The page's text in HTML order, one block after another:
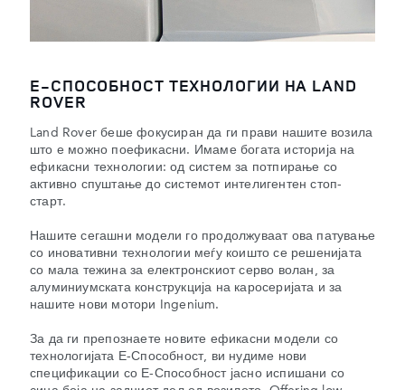
E-СПОСОБНОСТ ТЕХНОЛОГИИ НА LAND
ROVER
Land Rover беше фокусиран да ги прави нашите возила
што е можно поефикасни. Имаме богата историја на
ефикасни технологии: од систем за потпирање со
активно спуштање до системот интелигентен стоп-
старт.
Нашите сегашни модели го продолжуваат ова патување
со иновативни технологии меѓу коишто се решенијата
со мала тежина за електронскиот серво волан, за
алуминиумската конструкција на каросеријата и за
нашите нови мотори Ingenium.
За да ги препознаете новите ефикасни модели со
технологијата Е-Способност, ви нудиме нови
спецификации со Е-Способност јасно испишани со